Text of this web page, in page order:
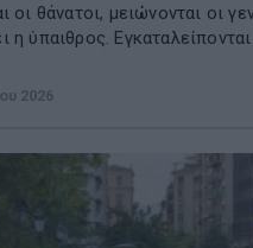
οι θάνατοι, μειώνονται οι
η ύπαιθρος.
2026